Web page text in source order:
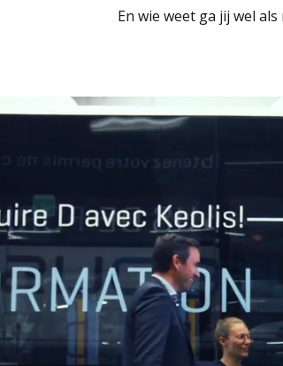
En wie weet ga jij wel